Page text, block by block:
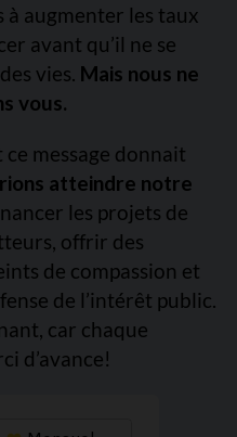
à augmenter les taux
avant qu’il ne se
vies. Mais nous ne
vous.
message donnait
atteindre notre
les projets de
offrir des
de compassion et
de l’intérêt public.
car chaque
d’avance!